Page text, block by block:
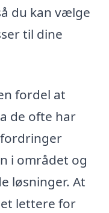
du kan vælge
til dine
fordel at
de ofte har
i området og
løsninger. At
lettere for